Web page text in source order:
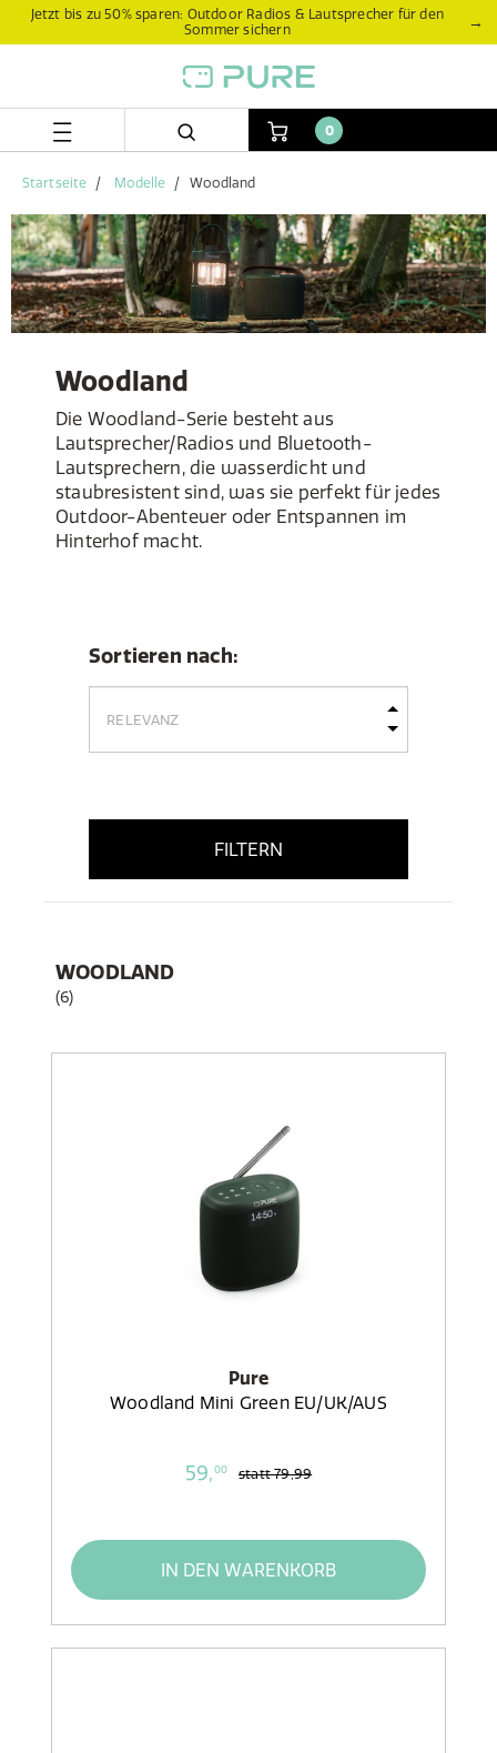
Zum
ZumJetzt bis zu 50% sparen: Outdoor Radios & Lautsprecher für den
Sommer sichern
→
0
Startseite Modelle Woodland
Woodland
Die Woodland-Serie besteht aus
Lautsprecher/Radios und Bluetooth-
Lautsprechern, die wasserdicht und
staubresistent sind, was sie perfekt für jedes
Outdoor-Abenteuer oder Entspannen im
Hinterhof macht.
Sortieren nach:
FILTERN
WOODLAND
(6)
Pure
Woodland Mini Green EU/UK/AUS
59,00 statt79,99
IN DEN WARENKORB